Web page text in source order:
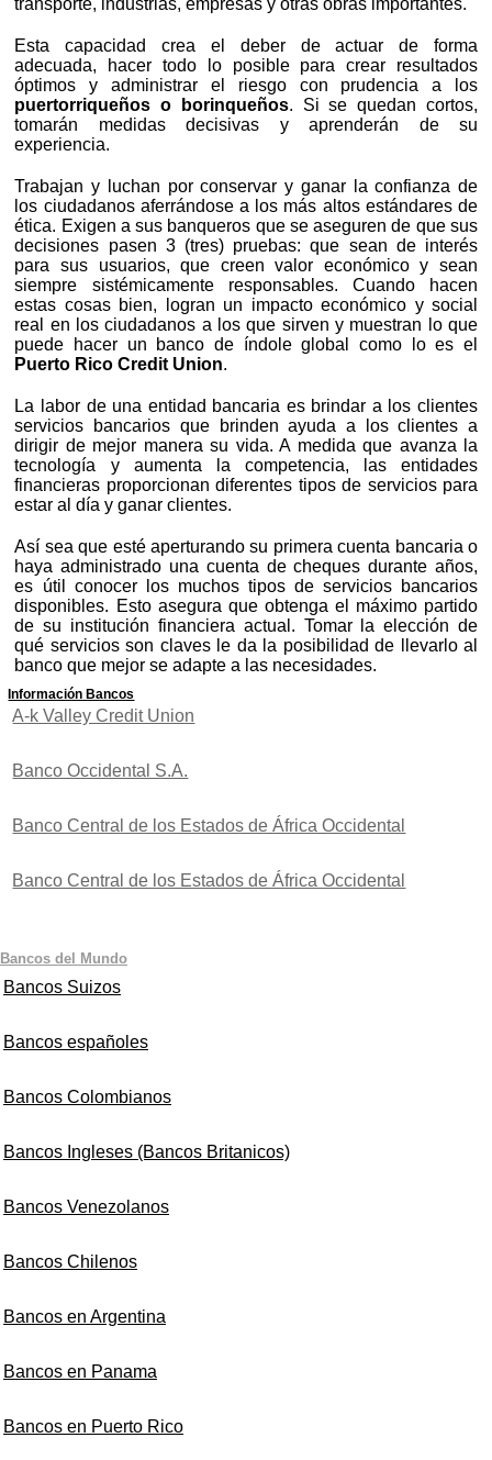
transporte, industrias, empresas y otras obras importantes.
Esta capacidad crea el deber de actuar de forma
adecuada, hacer todo lo posible para crear resultados
óptimos y administrar el riesgo con prudencia a los
puertorriqueños o borinqueños. Si se quedan cortos,
tomarán medidas decisivas y aprenderán de su
experiencia.
Trabajan y luchan por conservar y ganar la confianza de
los ciudadanos aferrándose a los más altos estándares de
ética. Exigen a sus banqueros que se aseguren de que sus
decisiones pasen 3 (tres) pruebas: que sean de interés
para sus usuarios, que creen valor económico y sean
siempre sistémicamente responsables. Cuando hacen
estas cosas bien, logran un impacto económico y social
real en los ciudadanos a los que sirven y muestran lo que
puede hacer un banco de índole global como lo es el
Puerto Rico Credit Union.
La labor de una entidad bancaria es brindar a los clientes
servicios bancarios que brinden ayuda a los clientes a
dirigir de mejor manera su vida. A medida que avanza la
tecnología y aumenta la competencia, las entidades
financieras proporcionan diferentes tipos de servicios para
estar al día y ganar clientes.
Así sea que esté aperturando su primera cuenta bancaria o
haya administrado una cuenta de cheques durante años,
es útil conocer los muchos tipos de servicios bancarios
disponibles. Esto asegura que obtenga el máximo partido
de su institución financiera actual. Tomar la elección de
qué servicios son claves le da la posibilidad de llevarlo al
banco que mejor se adapte a las necesidades.
Información Bancos
A-k Valley Credit Union
Banco Occidental S.A.
Banco Central de los Estados de África Occidental
Banco Central de los Estados de África Occidental
Bancos del Mundo
Bancos Suizos
Bancos españoles
Bancos Colombianos
Bancos Ingleses (Bancos Britanicos)
Bancos Venezolanos
Bancos Chilenos
Bancos en Argentina
Bancos en Panama
Bancos en Puerto Rico